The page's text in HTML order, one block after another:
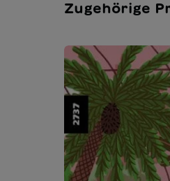
Produktgalerie
Zugehörige